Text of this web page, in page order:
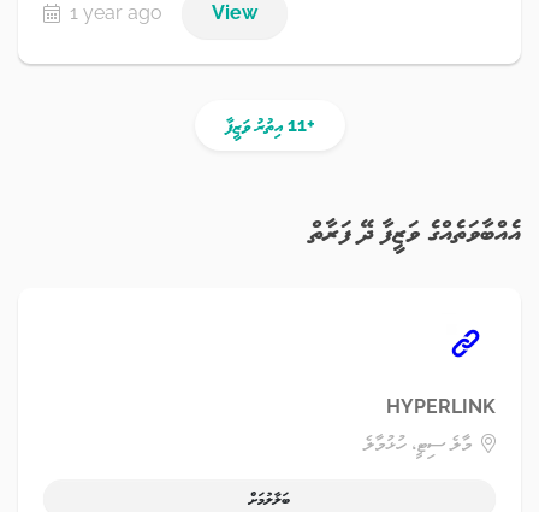
1 year ago View
+11 އިތުރު ވަޒީފާ
އެއްބާވަތެއްގެ ވަޒީފާ ދޭ ފަރާތް
HYPERLINK
މާލެ ސިޓީ، ހުޅުމާލެ
ބަލާލުމަށް